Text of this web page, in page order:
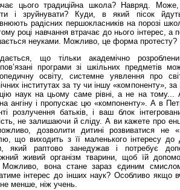
цього традиційна школа? Навряд.
і зруйнувати? Куди, в який пісок
радісних першокласників на порозі
році навчання втрачає до нього інтерес, а
неуками. Можливо, це форма протесту?
що тільки академічно
програми зі шкільних предметів
освіту, системне уявлення про
інститутах за ту чи іншу «компоненту»,
наук на цьому саме рівні, а не на
на ангіну і пропускає цю «компоненту». А в
розлучення батьків, і ваш блок
не залишаючи й сліду. А ви кажете про
дозволити дитині розвиватися не
що виходить з її маленького інтересу до
який раптово занедужав і потребує
живий організм тварини, щоб їй
Можливо, вона стане зараз єдиним
інтерес до інших наук? Особливо якщо
менше, ніж учень.